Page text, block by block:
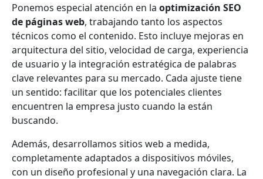
Ponemos especial atención en la optimización SEO
de páginas web, trabajando tanto los aspectos
técnicos como el contenido. Esto incluye mejoras en
arquitectura del sitio, velocidad de carga, experiencia
de usuario y la integración estratégica de palabras
clave relevantes para su mercado. Cada ajuste tiene
un sentido: facilitar que los potenciales clientes
encuentren la empresa justo cuando la están
buscando.
Además, desarrollamos sitios web a medida,
completamente adaptados a dispositivos móviles,
con un diseño profesional y una navegación clara. La